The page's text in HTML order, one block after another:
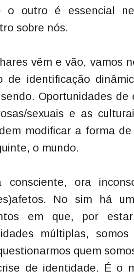
o outro é essencial
sobre nós.
vêm e vão, vamos
de identificação
Oportunidades
sexuais e as
modificar a forma
o mundo.
consciente, ora
No sim há
em que, por
múltiplas,
quem
de identidade. É o